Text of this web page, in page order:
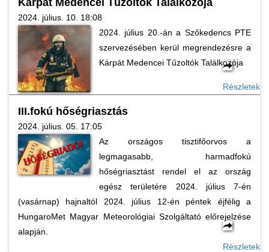
Kárpát Medencei Tűzoltók Találkozója
2024. július. 10. 18:08
2024. július 20.-án a Szőkedencs PTE
szervezésében kerül megrendezésre a
Kárpát Medencei Tűzoltók Találkozója
Részletek
III.fokú hőségriasztás
2024. július. 05. 17:05
Az országos tisztifőorvos a
legmagasabb, harmadfokú
hőségriasztást rendel el az ország
egész területére 2024. július 7-én
(vasárnap) hajnaltól 2024. július 12-én péntek éjfélig a
HungaroMet Magyar Meteorológiai Szolgáltató előrejelzése
alapján.
Részletek